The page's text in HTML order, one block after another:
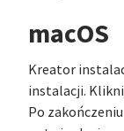
macOS
Kreator
instalacji.
Po